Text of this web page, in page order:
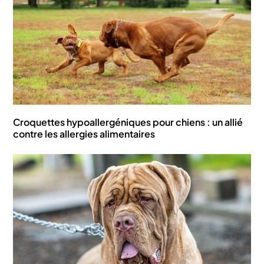
Croquettes hypoallergéniques pour chiens : un allié
contre les allergies alimentaires